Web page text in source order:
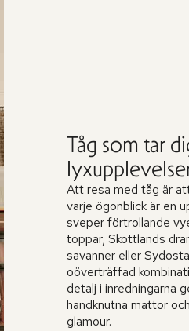
Tåg som tar
Att resa med tåg är
varje ögonblick är en
sveper förtrollande
toppar, Skottlands
savanner eller
oöverträffad
detalj i inredningarna
handknutna mattor
glamour.